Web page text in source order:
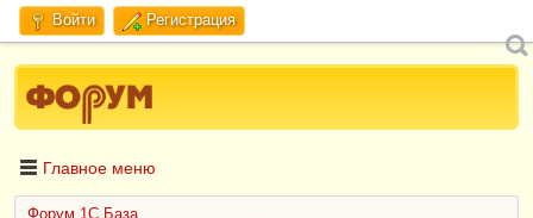
Войти Регистрация
Главное меню
Форум 1C База